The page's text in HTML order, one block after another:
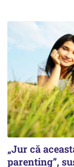
„Jur că
parenting”,